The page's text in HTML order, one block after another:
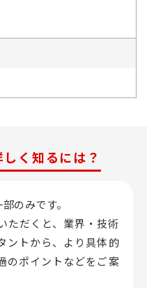
く知るには？
のみです。
ただくと、業界・技術
トから、 より具体的
のポイントなどをご案